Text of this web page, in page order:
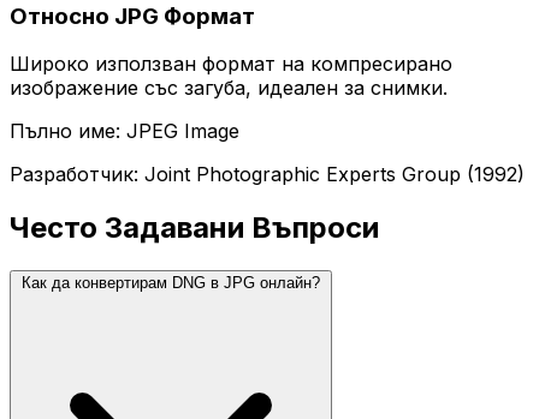
Относно JPG Формат
Широко използван формат на компресирано
изображение със загуба, идеален за снимки.
Пълно име: JPEG Image
Разработчик: Joint Photographic Experts Group (1992)
Често Задавани Въпроси
Как да конвертирам DNG в JPG онлайн?